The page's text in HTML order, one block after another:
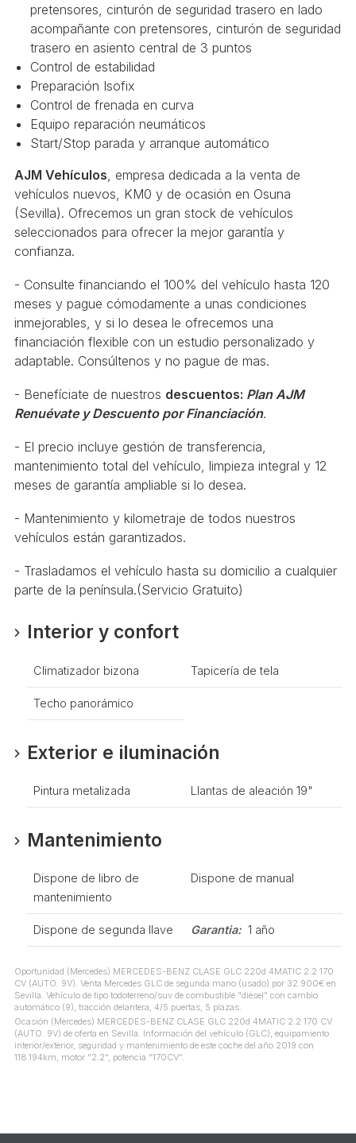
pretensores, cinturón de seguridad trasero en lado
acompañante con pretensores, cinturón de seguridad
trasero en asiento central de 3 puntos
Control de estabilidad
Preparación Isofix
Control de frenada en curva
Equipo reparación neumáticos
Start/Stop parada y arranque automático
AJM Vehículos, empresa dedicada a la venta de
vehículos nuevos, KM0 y de ocasión en Osuna
(Sevilla). Ofrecemos un gran stock de vehículos
seleccionados para ofrecer la mejor garantía y
confianza.
- Consulte financiando el 100% del vehículo hasta 120
meses y pague cómodamente a unas condiciones
inmejorables, y si lo desea le ofrecemos una
financiación flexible con un estudio personalizado y
adaptable. Consúltenos y no pague de mas.
- Benefíciate de nuestros descuentos: Plan AJM
Renuévate y Descuento por Financiación.
- El precio incluye gestión de transferencia,
mantenimiento total del vehículo, limpieza integral y 12
meses de garantía ampliable si lo desea.
- Mantenimiento y kilometraje de todos nuestros
vehículos están garantizados.
- Trasladamos el vehículo hasta su domicilio a cualquier
parte de la península.(Servicio Gratuito)
Interior y confort
Climatizador bizona Tapicería de tela
Techo panorámico
Exterior e iluminación
Pintura metalizada Llantas de aleación 19"
Mantenimiento
Dispone de libro de
mantenimiento
Dispone de manual
Dispone de segunda llave Garantia: 1 año
Oportunidad (Mercedes) MERCEDES-BENZ CLASE GLC 220d 4MATIC 2.2 170
CV (AUTO. 9V). Venta Mercedes GLC de segunda mano (usado) por 32.900€ en
Sevilla. Vehículo de tipo todoterreno/suv de combustible "diésel" con cambio
automático (9), tracción delantera, 4/5 puertas, 5 plazas.
Ocasión (Mercedes) MERCEDES-BENZ CLASE GLC 220d 4MATIC 2.2 170 CV
(AUTO. 9V) de oferta en Sevilla. Información del vehículo (GLC), equipamiento
interior/exterior, seguridad y mantenimiento de este coche del año 2019 con
118.194km, motor "2.2", potencia "170CV".